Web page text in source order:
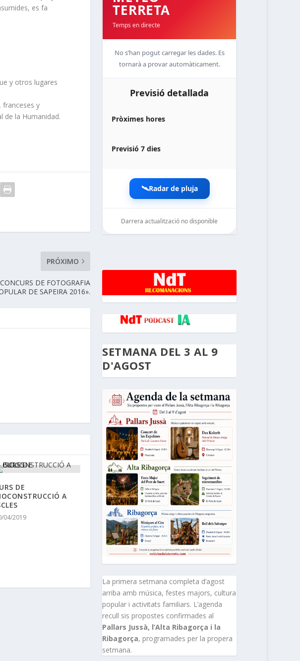
es fa
y otros lugares
franceses y
de la Humanidad.
PRÓXIMO
DE FOTOGRAFIA
DE SAPEIRA 2016».
DE
A
04/2019
TERRETA
Temps en directe
No s’han pogut carregar les dades. Es
tornarà a provar automàticament.
Previsió detallada
Pròximes hores
Previsió 7 dies
🛰️Radar de pluja
Darrera actualització no disponible
noticiesdelaterreta.com
SETMANA DEL 3 AL 9
D'AGOST
La primera setmana completa d’agost
arriba amb música, festes majors, cultura
popular i activitats familiars. L’agenda
recull sis propostes confirmades al
Pallars Jussà, l’Alta Ribagorça i la
Ribagorça, programades per la propera
setmana.